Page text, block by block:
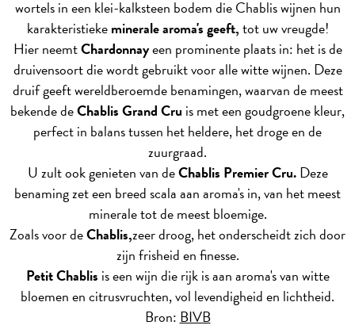
wortels in een klei-kalksteen bodem die Chablis wijnen hun
karakteristiekeminerale aroma's geeft,tot uw vreugde!
Hier neemtChardonnayeen prominente plaats in: het is de
druivensoort die wordt gebruikt voor alle witte wijnen. Deze
druif geeft wereldberoemde benamingen, waarvan de meest
bekende deChablis Grand Cru is met een goudgroene kleur,
perfect in balans tussen het heldere, het droge en de
zuurgraad.
U zult ook genieten van deChablis Premier Cru.Deze
benaming zet een breed scala aan aroma's in, van het meest
minerale tot de meest bloemige.
Zoals voor deChablis,zeer droog, het onderscheidt zich door
zijn frisheid en finesse.
Petit Chablis is een wijn die rijk is aan aroma's van witte
bloemen en citrusvruchten, vol levendigheid en lichtheid.
Bron: BIVB